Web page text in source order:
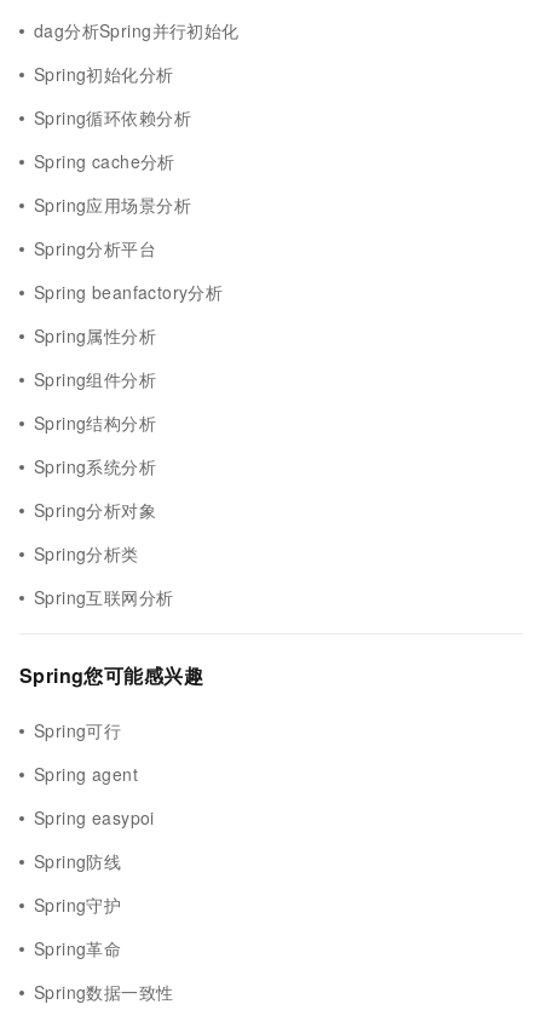
dag分析Spring并行初始化
Spring初始化分析
Spring循环依赖分析
Spring cache分析
Spring应用场景分析
Spring分析平台
Spring beanfactory分析
Spring属性分析
Spring组件分析
Spring结构分析
Spring系统分析
Spring分析对象
Spring分析类
Spring互联网分析
Spring您可能感兴趣
Spring可行
Spring agent
Spring easypoi
Spring防线
Spring守护
Spring革命
Spring数据一致性